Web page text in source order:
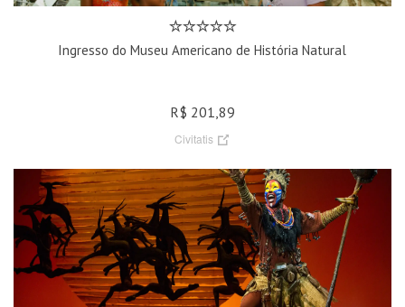
Ingresso do Museu Americano de História Natural
R$ 201,89
Civitatis